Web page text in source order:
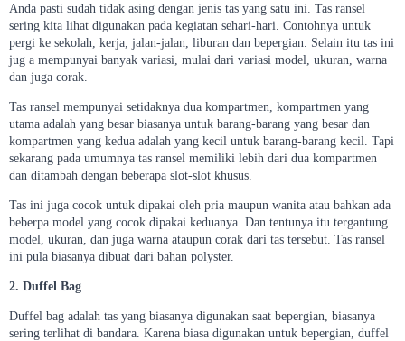
Anda pasti sudah tidak asing dengan jenis tas yang satu ini. Tas ransel
sering kita lihat digunakan pada kegiatan sehari-hari. Contohnya untuk
pergi ke sekolah, kerja, jalan-jalan, liburan dan bepergian. Selain itu tas ini
jug a mempunyai banyak variasi, mulai dari variasi model, ukuran, warna
dan juga corak.
Tas ransel mempunyai setidaknya dua kompartmen, kompartmen yang
utama adalah yang besar biasanya untuk barang-barang yang besar dan
kompartmen yang kedua adalah yang kecil untuk barang-barang kecil. Tapi
sekarang pada umumnya tas ransel memiliki lebih dari dua kompartmen
dan ditambah dengan beberapa slot-slot khusus.
Tas ini juga cocok untuk dipakai oleh pria maupun wanita atau bahkan ada
beberpa model yang cocok dipakai keduanya. Dan tentunya itu tergantung
model, ukuran, dan juga warna ataupun corak dari tas tersebut. Tas ransel
ini pula biasanya dibuat dari bahan polyster.
2. Duffel Bag
Duffel bag adalah tas yang biasanya digunakan saat bepergian, biasanya
sering terlihat di bandara. Karena biasa digunakan untuk bepergian, duffel